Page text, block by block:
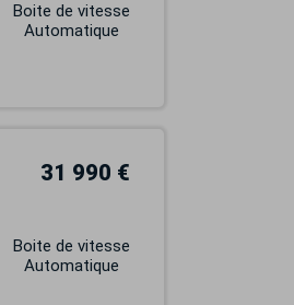
Boite de vitesse
Automatique
31 990 €
Boite de vitesse
Automatique